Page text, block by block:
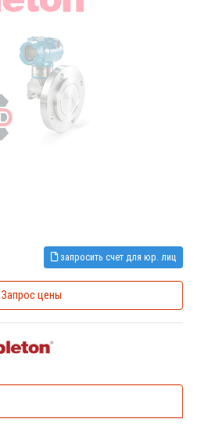
запросить счет для юр. лиц
Запрос цены